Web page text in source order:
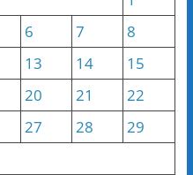
6 7
8
13 14
15
20 21
22
27 28
29